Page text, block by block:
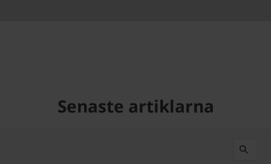
Senaste artiklarna